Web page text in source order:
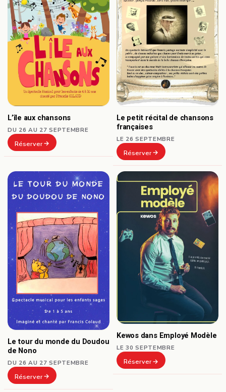
L’île aux chansons
DU 26 AU 27 SEPTEMBRE
Réserver
Le petit récital de chansons
françaises
LE 26 SEPTEMBRE
Réserver
Le tour du monde du Doudou
de Nono
DU 26 AU 27 SEPTEMBRE
Réserver
Kewos dans Employé Modèle
LE 30 SEPTEMBRE
Réserver